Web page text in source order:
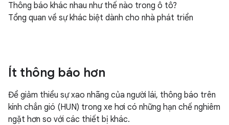
Thông báo khác nhau như thế nào trong ô tô?
Tổng quan về sự khác biệt dành cho nhà phát triển
Ít thông báo hơn
Để giảm thiểu sự xao nhãng của người lái, thông báo trên
kính chắn gió (HUN) trong xe hơi có những hạn chế nghiêm
ngặt hơn so với các thiết bị khác.